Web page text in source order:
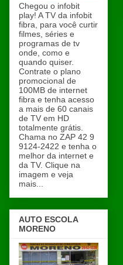
Chegou o infobit
play! A TV da infobit
fibra, para você curtir
filmes, séries e
programas de tv
onde, como e
quando quiser.
Contrate o plano
promocional de
100MB de internet
fibra e tenha acesso
a mais de 60 canais
de TV em HD
totalmente grátis.
Chama no ZAP 42 9
9124-2422 e tenha o
melhor da internet e
da TV. Clique na
imagem e veja
mais...
AUTO ESCOLA
MORENO